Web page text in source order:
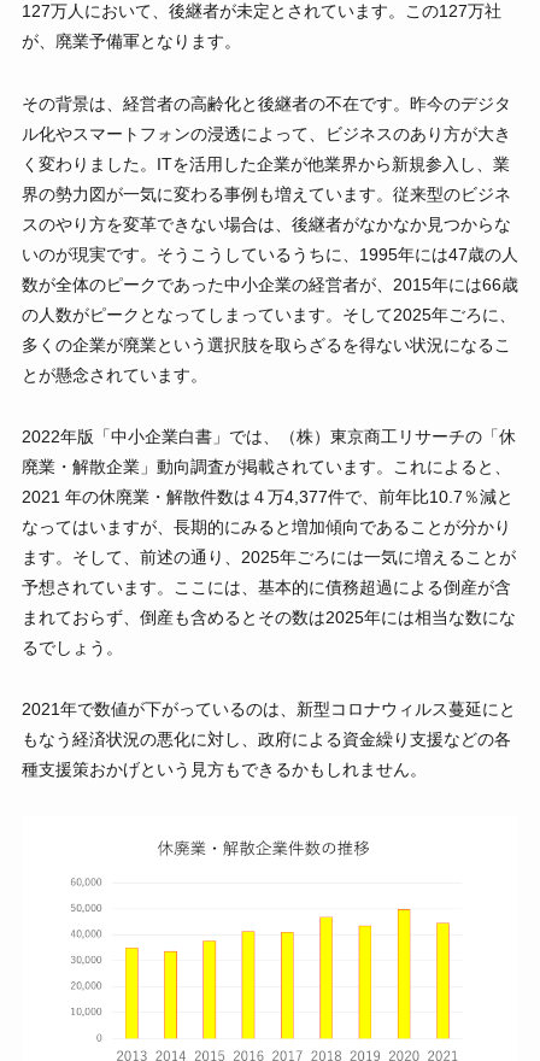
127万人において、後継者が未定とされています。この127万社
が、廃業予備軍となります。
その背景は、経営者の高齢化と後継者の不在です。昨今のデジタ
ル化やスマートフォンの浸透によって、ビジネスのあり方が大き
く変わりました。ITを活用した企業が他業界から新規参入し、業
界の勢力図が一気に変わる事例も増えています。従来型のビジネ
スのやり方を変革できない場合は、後継者がなかなか見つからな
いのが現実です。そうこうしているうちに、1995年には47歳の人
数が全体のピークであった中小企業の経営者が、2015年には66歳
の人数がピークとなってしまっています。そして2025年ごろに、
多くの企業が廃業という選択肢を取らざるを得ない状況になるこ
とが懸念されています。
2022年版「中小企業白書」では、（株）東京商工リサーチの「休
廃業・解散企業」動向調査が掲載されています。これによると、
2021 年の休廃業・解散件数は４万4,377件で、前年比10.7％減と
なってはいますが、長期的にみると増加傾向であることが分かり
ます。そして、前述の通り、2025年ごろには一気に増えることが
予想されています。ここには、基本的に債務超過による倒産が含
まれておらず、倒産も含めるとその数は2025年には相当な数にな
るでしょう。
2021年で数値が下がっているのは、新型コロナウィルス蔓延にと
もなう経済状況の悪化に対し、政府による資金繰り支援などの各
種支援策おかげという見方もできるかもしれません。